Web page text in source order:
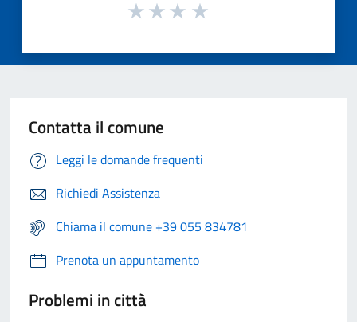
Contatta il comune
Leggi le domande frequenti
Richiedi Assistenza
Chiama il comune +39 055 834781
Prenota un appuntamento
Problemi in città